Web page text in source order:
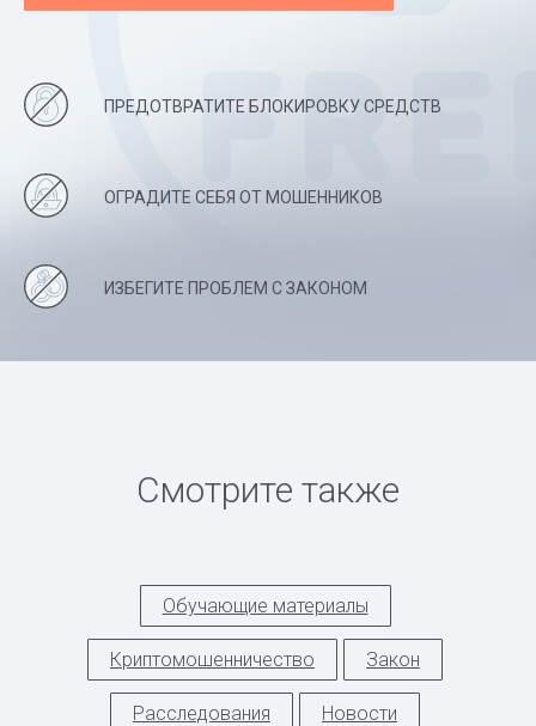
ПРЕДОТВРАТИТЕ БЛОКИРОВКУ СРЕДСТВ
ОГРАДИТЕ СЕБЯ ОТ МОШЕННИКОВ
ИЗБЕГИТЕ ПРОБЛЕМ С ЗАКОНОМ
Смотрите также
Обучающие материалы
Криптомошенничество Закон
Расследования Новости